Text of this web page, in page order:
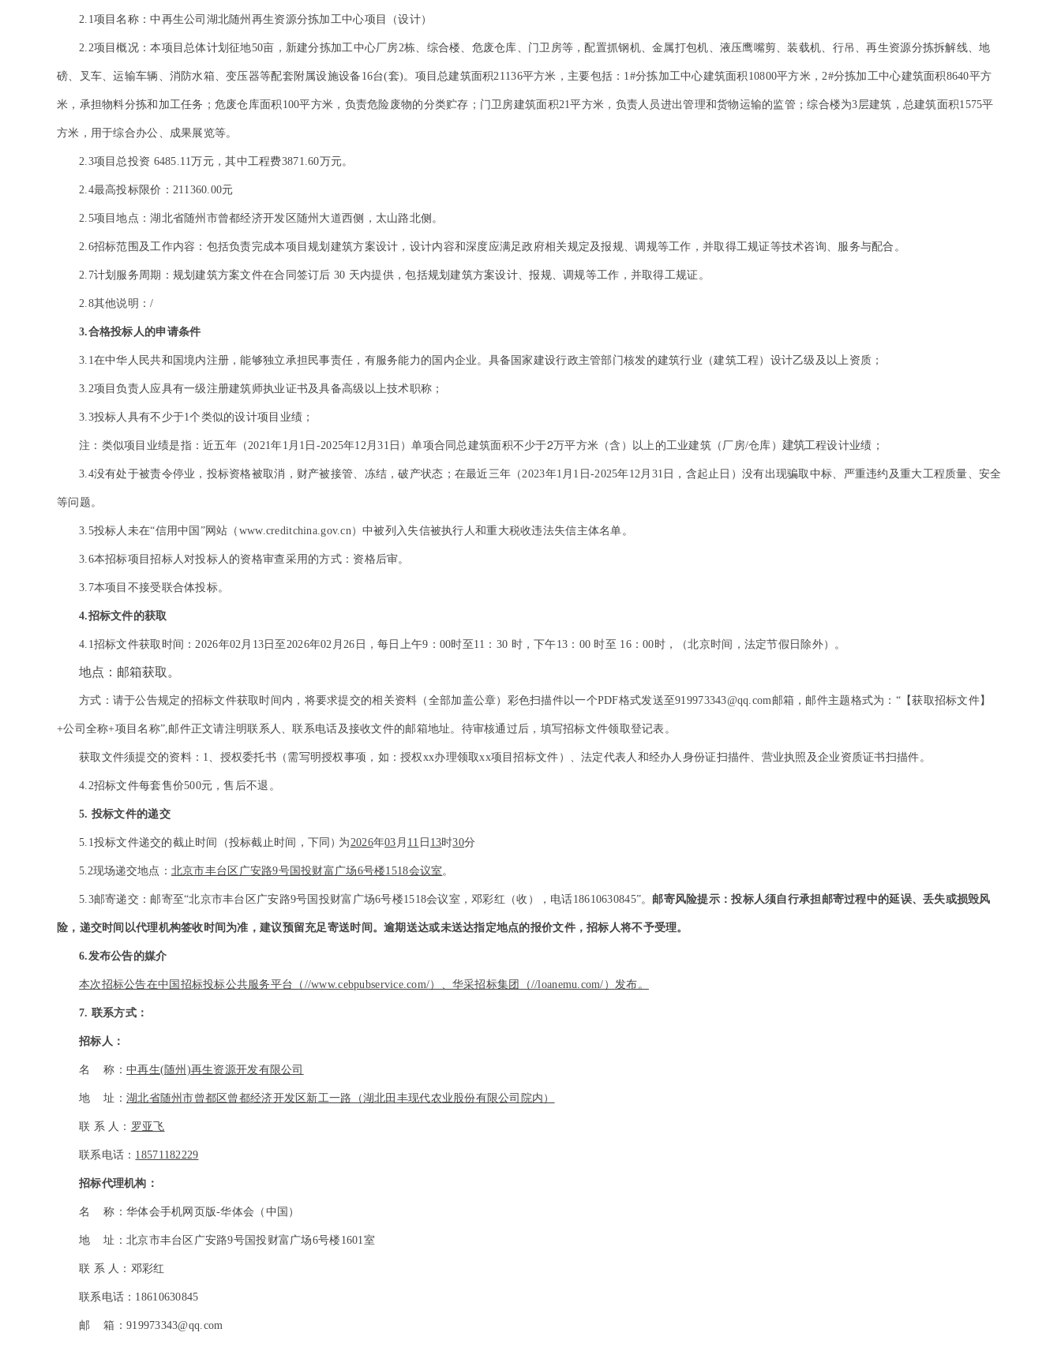
2.1项目名称：中再生公司湖北随州再生资源分拣加工中心项目（设计）
2.2项目概况：本项目总体计划征地50亩，新建分拣加工中心厂房2栋、综合楼、危废仓库、门卫房等，配置抓钢机、金属打包机、液压鹰嘴剪、装载机、行吊、再生资源分拣拆解线、地
磅、叉车、运输车辆、消防水箱、变压器等配套附属设施设备16台(套)。 项目总建筑面积21136平方米，主要包括：1#分拣加工中心建筑面积10800平方米，2#分拣加工中心建筑面积8640平方
米，承担物料分拣和加工任务；危废仓库面积100平方米，负责危险废物的分类贮存；门卫房建筑面积21平方米，负责人员进出管理和货物运输的监管；综合楼为3层建筑，总建筑面积1575平
方米，用于综合办公、成果展览等。
2.3项目总投资 6485.11万元，其中工程费3871.60万元。
2.4最高投标限价：211360.00元
2.5项目地点：湖北省随州市曾都经济开发区随州大道西侧，太山路北侧。
2.6招标范围及工作内容：包括负责完成本项目规划建筑方案设计，设计内容和深度应满足政府相关规定及报规、调规等工作，并取得工规证等技术咨询、服务与配合。
2.7计划服务周期：规划建筑方案文件在合同签订后 30 天内提供，包括规划建筑方案设计、报规、调规等工作，并取得工规证 。
2.8其他说明：/
3.合格投标人的申请条件
3.1在中华人民共和国境内注册，能够独立承担民事责任，有服务能力的国内企业。具备国家建设行政主管部门核发的建筑行业（建筑工程）设计乙级及以上资质；
3.2项目负责人应具有一级注册建筑师执业证书及具备高级以上技术职称 ；
3.3投标人具有不少于1个类似的设计项目业绩；
注：类似项目业绩是指：近五年（2021年1月1日-2025年12月31日 ）单项合同总建筑面积不少于2万平方米（含）以上 的工业建筑（厂房/仓库） 建筑工程设计业绩；
3.4没有处于被责令停业，投标资格被取消，财产被接管、冻结，破产状态；在最近三年（2023年1月1日-2025年12月31日，含起止日）没有出现骗取中标、严重违约及重大工程质量、安全
等问题。
3.5投标人未在“信用中国”网站（www.creditchina.gov.cn）中被列入失信被执行人和重大税收违法失信主体名单。
3.6本招标项目招标人对投标人的资格审查采用的方式：资格后审。
3.7本项目不接受联合体投标。
4.招标文件的获取
4.1招标文件获取时间：2026年02月13日 至2026年02月26日，每日上午9：00时至11：30 时，下午13：00 时至 16：00时，（北京时间，法定节假日除外）。
地点： 邮箱获取 。
方式：请于公告规定的招标文件获取时间内，将要求提交的相关资料（全部加盖公章）彩色扫描件以一个PDF格式发送至919973343@qq.com邮箱，邮件主题格式为：“【获取招标文件】
+公司全称+项目名称”,邮件正文请注明联系人、联系电话及接收文件的邮箱地址。待审核通过后，填写招标文件领取登记表。
获取文件须提交的资料：1、授权委托书（需写明授权事项，如：授权xx办理领取xx项目招标文件）、法定代表人和经办人身份证扫描件、营业执照及企业资质证书扫描件。
4.2招标文件每套售价500元，售后不退。
5. 投标文件的递交
5.1投标文件递交的截止时间（投标截止时间，下同 ） 为2026年03 月 11 日 13时30分
5.2现场递交地点： 北京市丰台区广安路9号国投财富广场6号楼1518会议室。
5.3邮寄递交：邮寄至“北京市丰台区广安路9号国投财富广场6号楼1518会议室，邓彩红（收），电话18610630845”。 邮寄风险提示：投标人须自行承担邮寄过程中的延误、丢失或损毁风
险，递交时间以代理机构签收时间为准，建议预留充足寄送时间。逾期送达或未送达指定地点的报价文件，招标人将不予受理。
6.发布公告的媒介
本次招标公告在中国招标投标公共服务平台（//www.cebpubservice.com/）、华采招标集团（//loanemu.com/）发布。
7. 联系方式：
招标人：
名 称： 中再生(随州)再生资源开发有限公司
地 址： 湖北省随州市曾都区曾都经济开发区新工一路（湖北田丰现代农业股份有限公司院内）
联 系 人： 罗亚飞
联系电话： 18571182229
招标代理机构：
名 称：华体会手机网页版-华体会（中国）
地 址：北京市丰台区广安路9号国投财富广场6号楼1601室
联 系 人：邓彩红
联系电话：18610630845
邮 箱：919973343@qq.com